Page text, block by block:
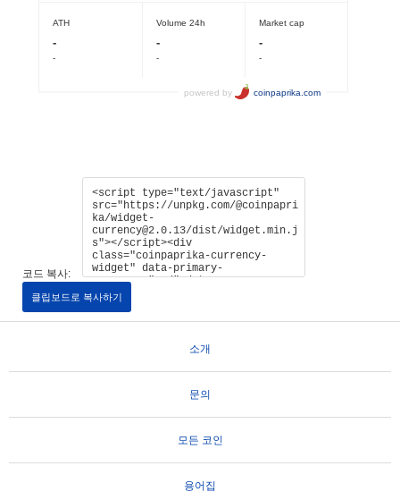
코드 복사:
클립보드로 복사하기
소개
문의
모든 코인
용어집